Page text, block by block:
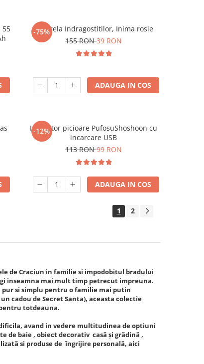
55
-75%
Umbrela Indragostitilor, Inima rosie
155 RON39 RON
ADAUGA IN COS
-12%
Incalzitor picioare PufosuShoshoon cu
incarcare USB
113 RON99 RON
ADAUGA IN COS
1 2
de Craciun in familie si impodobitul bradului
inseamna mai mult timp petrecut impreuna.
pur si simplu pentru o familie mai putin
cadou de Secret Santa), aceasta colectie
totdeauna.
avand in vedere multitudinea de optiuni
de baie , obiect decorativ casă și grădină ,
si produse de îngrijire personală, aici